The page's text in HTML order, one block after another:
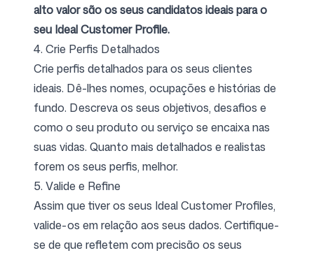
alto valor são os seus candidatos ideais para o
seu Ideal Customer Profile.
4. Crie Perfis Detalhados
Crie perfis detalhados para os seus clientes
ideais. Dê-lhes nomes, ocupações e histórias de
fundo. Descreva os seus objetivos, desafios e
como o seu produto ou serviço se encaixa nas
suas vidas. Quanto mais detalhados e realistas
forem os seus perfis, melhor.
5. Valide e Refine
Assim que tiver os seus Ideal Customer Profiles,
valide-os em relação aos seus dados. Certifique-
se de que refletem com precisão os seus